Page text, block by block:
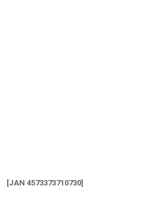
[JAN 4573373710730]